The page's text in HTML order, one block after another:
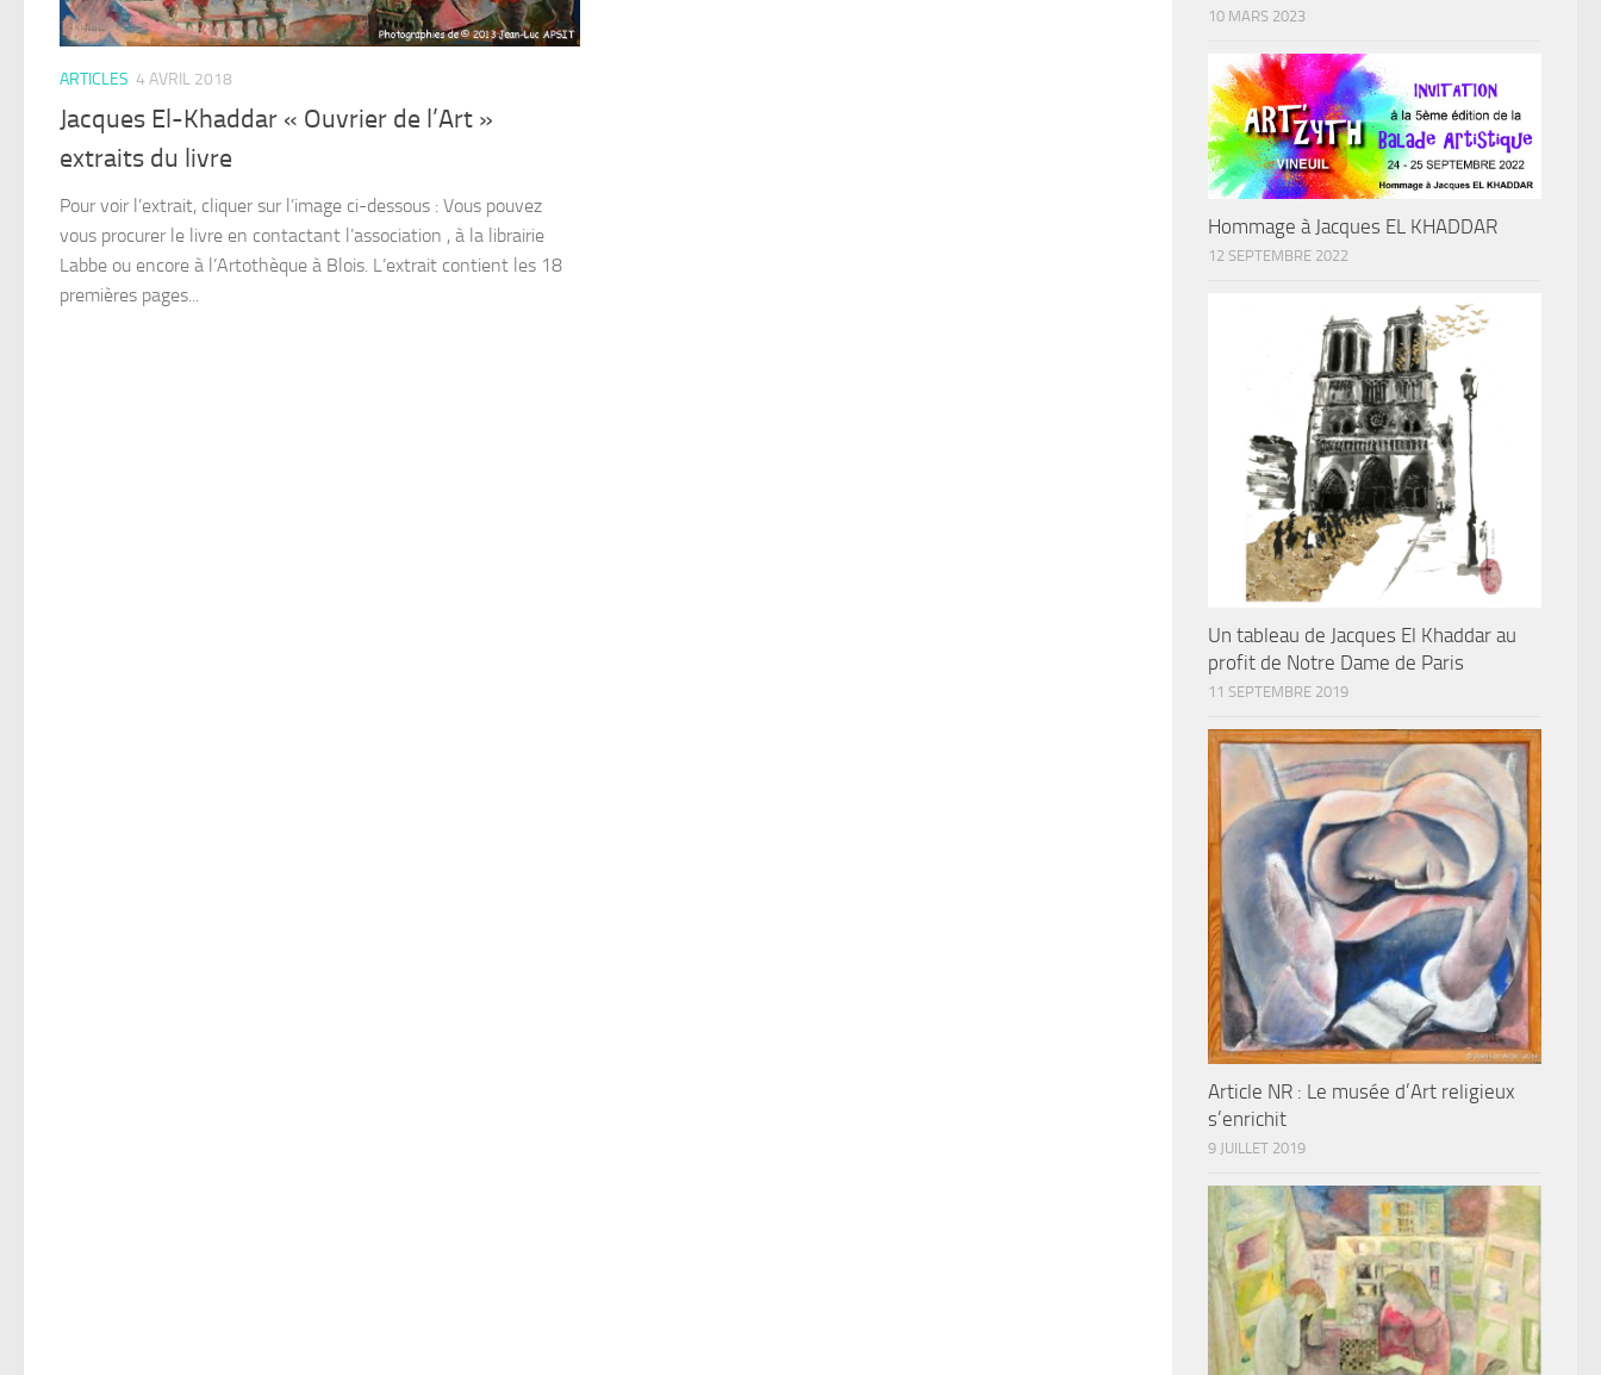
ARTICLES 4 AVRIL 2018
Jacques El-Khaddar « Ouvrier de l’Art »
extraits du livre
Pour voir l’extrait, cliquer sur l’image ci-dessous : Vous pouvez
vous procurer le livre en contactant l’association , à la librairie
Labbe ou encore à l’Artothèque à Blois. L’extrait contient les 18
premières pages...
10 MARS 2023
Hommage à Jacques EL KHADDAR
12 SEPTEMBRE 2022
Un tableau de Jacques El Khaddar au
profit de Notre Dame de Paris
11 SEPTEMBRE 2019
Article NR : Le musée d’Art religieux
s’enrichit
9 JUILLET 2019